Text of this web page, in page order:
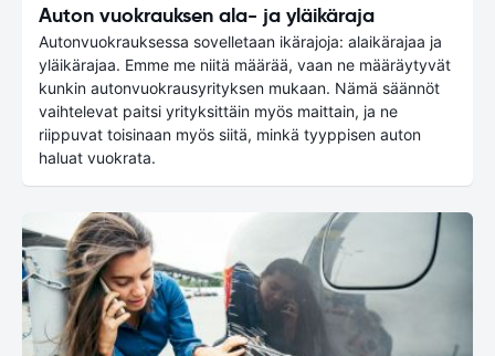
Auton vuokrauksen ala- ja yläikäraja
Autonvuokrauksessa sovelletaan ikärajoja: alaikärajaa ja
yläikärajaa. Emme me niitä määrää, vaan ne määräytyvät
kunkin autonvuokrausyrityksen mukaan. Nämä säännöt
vaihtelevat paitsi yrityksittäin myös maittain, ja ne
riippuvat toisinaan myös siitä, minkä tyyppisen auton
haluat vuokrata.